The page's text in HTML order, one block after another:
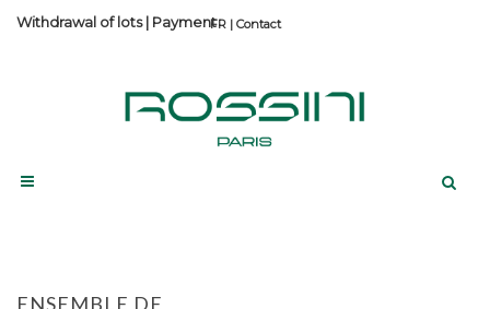
Contact
Withdrawal of lots| Payment
ENSEMBLE DE